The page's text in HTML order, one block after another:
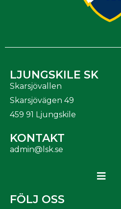
LJUNGSKILE SK
Skarsjövallen
Skarsjövägen 49
459 91 Ljungskile
KONTAKT
admin@lsk.se
FÖLJ OSS